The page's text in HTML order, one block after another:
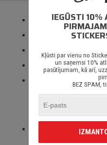
Izmantotas tikai augstas
100% mitrumizturība;
Spēcīgs līmes slānis;
Paredzēts priekš auto
virsmām, portatīvajiem/
motocikliem un
Piegāde Latvijā un citviet
ierobežojumiem.
IEGŪSTI 10%
Kļūsti par vienu no
un saņemsi 10%
pasūtījumam, kā arī,
BEZ SPAM,